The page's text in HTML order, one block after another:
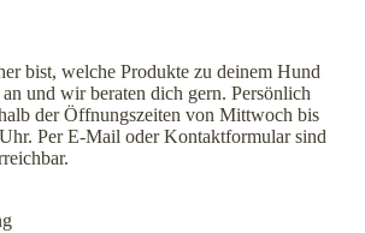
bist, welche Produkte zu deinem Hund
und wir beraten dich gern. Persönlich
der Öffnungszeiten von Mittwoch bis
Per E-Mail oder Kontaktformular sind